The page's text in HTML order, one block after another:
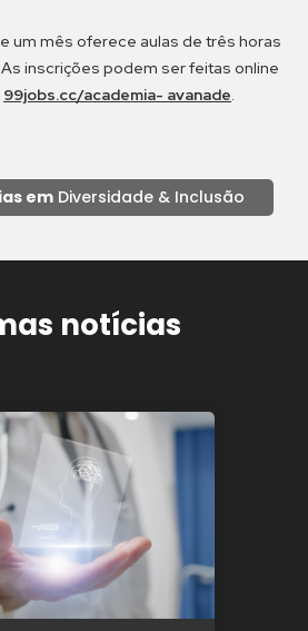
um mês oferece aulas de três horas
As inscrições podem ser feitas online
99jobs.cc/academia- avanade.
emDiversidade & Inclusão
notícias